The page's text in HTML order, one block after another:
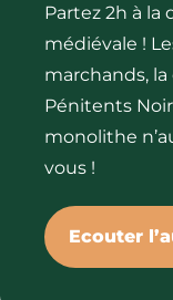
Partez 2h à la
médiévale !
marchands,
Pénitents
monolithe
vous !
Ecouter